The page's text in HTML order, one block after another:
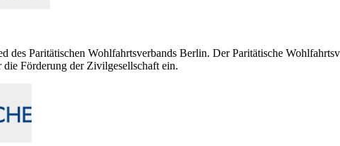
des Paritätischen Wohlfahrtsverbands Berlin. Der Paritätische
Förderung der Zivilgesellschaft ein.